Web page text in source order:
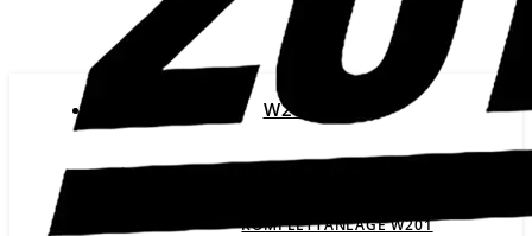
W201
KOMPLETTANLAGE W201